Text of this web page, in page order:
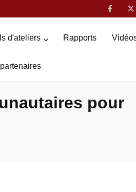
d'ateliers Rapports
pour